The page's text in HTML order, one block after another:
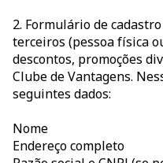
2. Formulário de cadastro
terceiros (pessoa física
descontos, promoções
Clube de Vantagens.
seguintes dados:
Nome
Endereço completo